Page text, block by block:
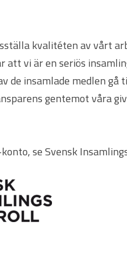
kvalitéten av vårt
att vi är en seriös
de insamlade medlen
gentemot våra
se Svensk